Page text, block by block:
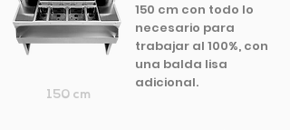
150 cm
150 cm con todo lo
necesario para
trabajar al 100%, con
una balda lisa
adicional.